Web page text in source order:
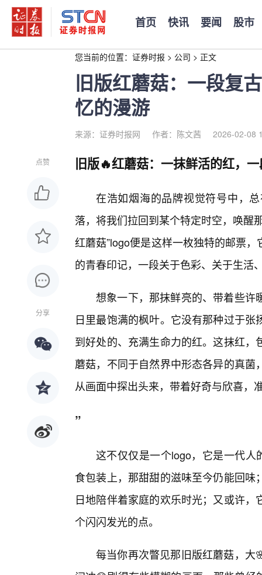
首页 快讯 要闻 股市
您当前的位置： 证券时报 > 公司 > 正文
旧版红蘑菇：一段复
忆的漫游
来源：证券时报网 作者：陈文茜 2026-02-08
点赞
分享
旧版🔥红蘑菇：一抹鲜活的红，
在浩如烟海的品牌视觉符号中，
落，将我们拉回到某个特定时空，唤醒
红蘑菇”logo便是这样一枚独特的邮票
的青春印记，一段关于色彩、关于生活
想象一下，那抹鲜亮的、带着些许
日里最饱满的枫叶。它没有那种过于
到好处的、充满生命力的红。这抹红
蘑菇，不同于自然界中形态各异的真
从画面中探出头来，带着好奇与欣喜，
”
这不仅仅是一个logo，它是一代人
食包装上，那甜甜的滋味至今仍能回
日地陪伴着家庭的欢乐时光；又或许
个闪闪发光的点。
每当你再次瞥见那旧版红蘑菇，大